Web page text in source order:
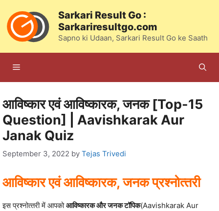
content
Sarkari Result Go :
Sarkariresultgo.com
Sapno ki Udaan, Sarkari Result Go ke Saath
Menu
आविष्‍कार एवं आविष्‍कारक, जनक [Top-15
Question] | Aavishkarak Aur
Janak Quiz
September 3, 2022 by Tejas Trivedi
आविष्‍कार एवं आविष्‍कारक, जनक प्रश्‍नोत्‍तरी
इस प्रश्‍नोत्‍तरी में आपकोआविष्‍कारक और जनक टॉपिक(Aavishkarak Aur